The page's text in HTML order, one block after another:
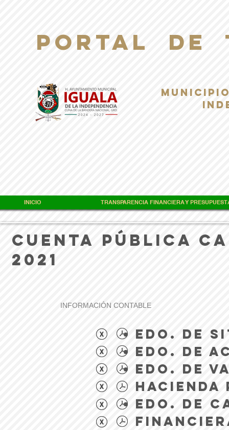
PORTAL DE
INICIO TRANSPARENCIA FINANCIERA Y
Cuenta Pública
2021
INFORMACIÓN CONTABLE
EDO. DE
EDO. DE
EDO. DE
HACIENDA
EDO. DE